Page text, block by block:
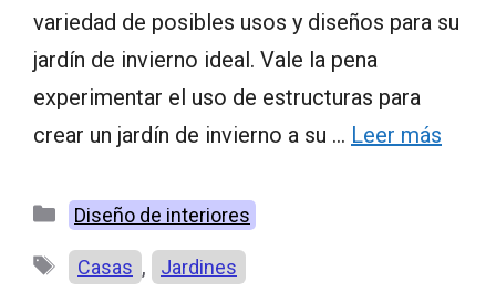
variedad de posibles usos y diseños para su
jardín de invierno ideal. Vale la pena
experimentar el uso de estructuras para
crear un jardín de invierno a su … Leer más
Categorías
Diseño de interiores
Etiquetas
Casas , Jardines